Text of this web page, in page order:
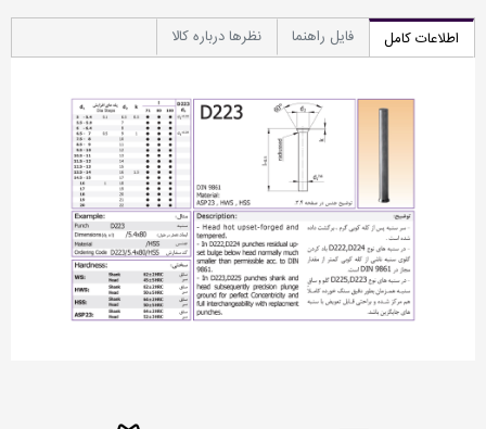
اطلاعات کامل فایل راهنما نظرها درباره کالا